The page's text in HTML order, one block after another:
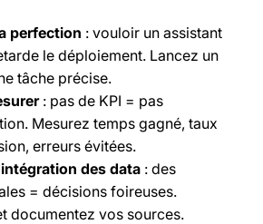
perfection : vouloir un assistant
le déploiement. Lancez un
tâche précise.
: pas de KPI = pas
Mesurez temps gagné, taux
erreurs évitées.
des data : des
= décisions foireuses.
documentez vos sources.